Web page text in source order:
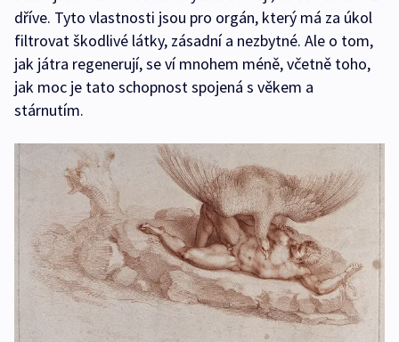
dříve. Tyto vlastnosti jsou pro orgán, který má za úkol
filtrovat škodlivé látky, zásadní a nezbytné. Ale o tom,
jak játra regenerují, se ví mnohem méně, včetně toho,
jak moc je tato schopnost spojená s věkem a
stárnutím.